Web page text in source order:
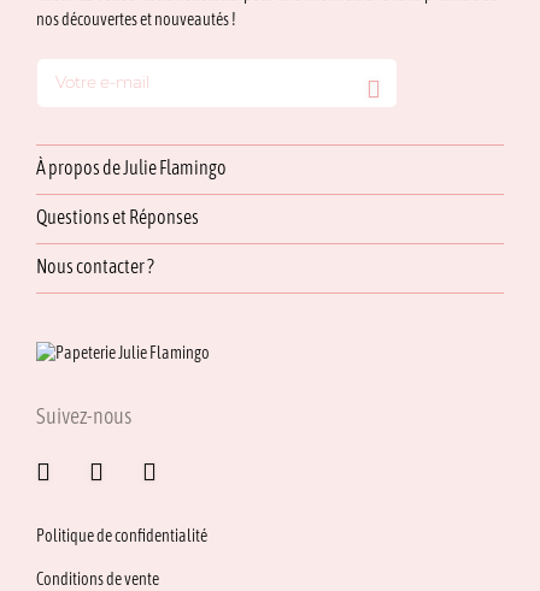
nos découvertes et nouveautés !
À propos de Julie Flamingo
Questions et Réponses
Nous contacter ?
Suivez-nous
Politique de confidentialité
Conditions de vente